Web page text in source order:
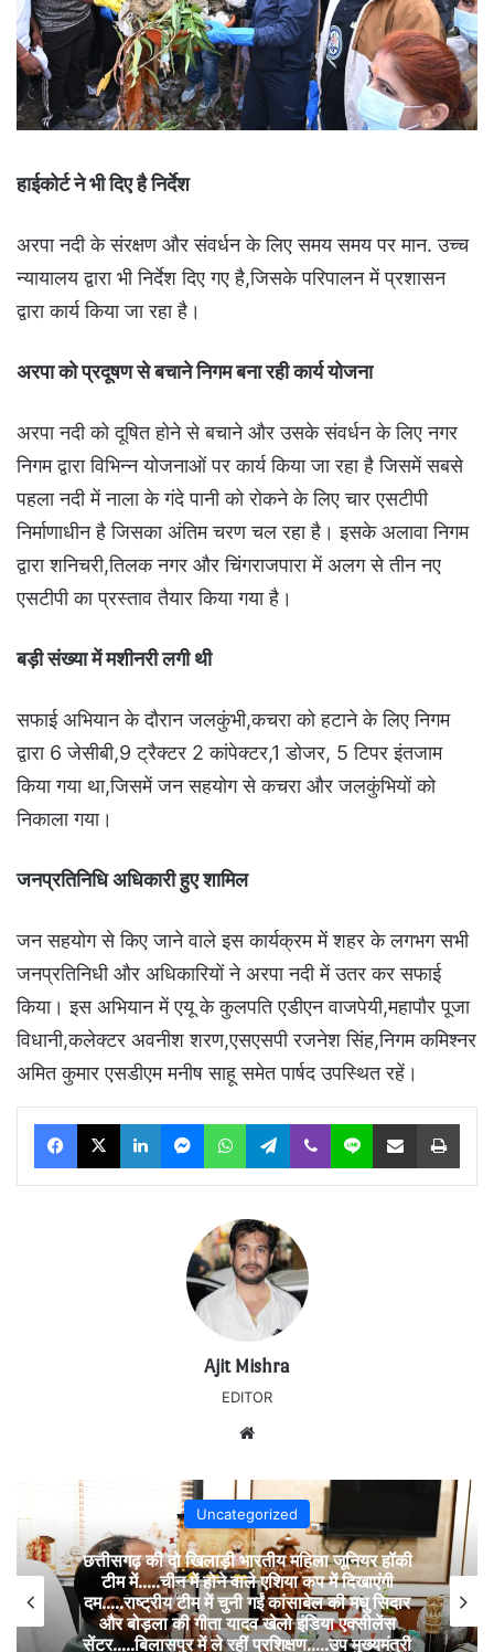
हाईकोर्ट ने भी दिए है निर्देश
अरपा नदी के संरक्षण और संवर्धन के लिए समय समय पर मान. उच्च
न्यायालय द्वारा भी निर्देश दिए गए है,जिसके परिपालन में प्रशासन
द्वारा कार्य किया जा रहा है।
अरपा को प्रदूषण से बचाने निगम बना रही कार्य योजना
अरपा नदी को दूषित होने से बचाने और उसके संवर्धन के लिए नगर
निगम द्वारा विभिन्न योजनाओं पर कार्य किया जा रहा है जिसमें सबसे
पहला नदी में नाला के गंदे पानी को रोकने के लिए चार एसटीपी
निर्माणाधीन है जिसका अंतिम चरण चल रहा है। इसके अलावा निगम
द्वारा शनिचरी,तिलक नगर और चिंगराजपारा में अलग से तीन नए
एसटीपी का प्रस्ताव तैयार किया गया है।
बड़ी संख्या में मशीनरी लगी थी
सफाई अभियान के दौरान जलकुंभी,कचरा को हटाने के लिए निगम
द्वारा 6 जेसीबी,9 ट्रैक्टर 2 कांपेक्टर,1 डोजर, 5 टिपर इंतजाम
किया गया था,जिसमें जन सहयोग से कचरा और जलकुंभियों को
निकाला गया।
जनप्रतिनिधि अधिकारी हुए शामिल
जन सहयोग से किए जाने वाले इस कार्यक्रम में शहर के लगभग सभी
जनप्रतिनिधी और अधिकारियों ने अरपा नदी में उतर कर सफाई
किया। इस अभियान में एयू के कुलपति एडीएन वाजपेयी,महापौर पूजा
विधानी,कलेक्टर अवनीश शरण,एसएसपी रजनेश सिंह,निगम कमिश्नर
अमित कुमार एसडीएम मनीष साहू समेत पार्षद उपस्थित रहें।
Facebook
X LinkedInMessengerWhatsAppTelegram
Viber Line Share via Email Print
Ajit Mishra
EDITOR
Uncategorized
निर्माणाधीन मकान में करंट का कहर….दो की दर्दनाक
मौत, जांच में जुटी पुलिस,